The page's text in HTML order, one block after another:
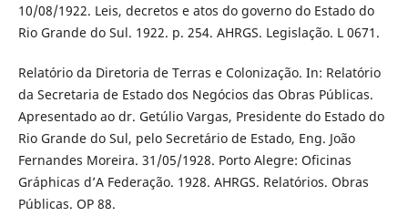
10/08/1922. Leis, decretos e atos do governo do Estado do
Rio Grande do Sul. 1922. p. 254. AHRGS. Legislação. L 0671.
Relatório da Diretoria de Terras e Colonização. In: Relatório
da Secretaria de Estado dos Negócios das Obras Públicas.
Apresentado ao dr. Getúlio Vargas, Presidente do Estado do
Rio Grande do Sul, pelo Secretário de Estado, Eng. João
Fernandes Moreira. 31/05/1928. Porto Alegre: Oficinas
Gráphicas d’A Federação. 1928. AHRGS. Relatórios. Obras
Públicas. OP 88.